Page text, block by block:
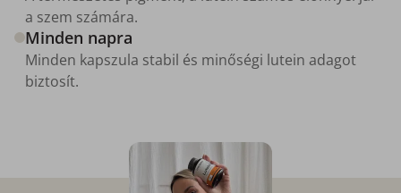
a szem számára.
Minden napra
Minden kapszula stabil és minőségi lutein adagot
biztosít.